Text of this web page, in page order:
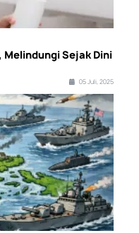
Melindungi Sejak Dini
05 Juli, 2025